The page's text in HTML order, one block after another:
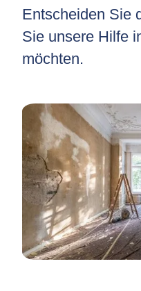
Entscheiden Sie
Sie unsere Hilfe
möchten.